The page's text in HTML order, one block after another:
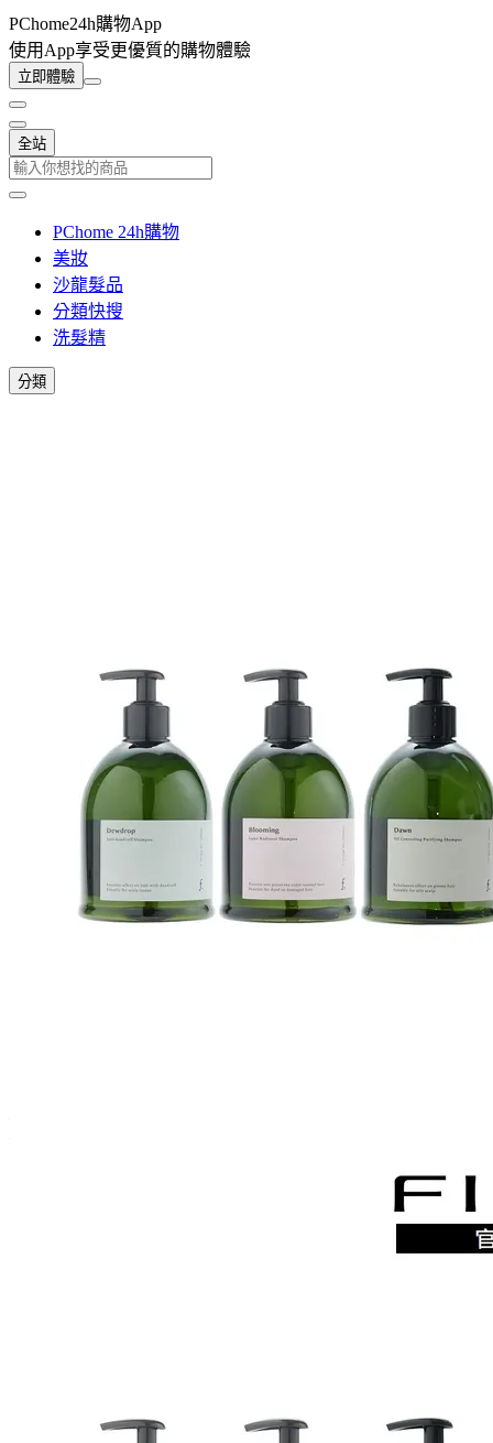
PChome24h購物App
使用App享受更優質的購物體驗
立即體驗
全站
PChome 24h購物
美妝
沙龍髮品
分類快搜
洗髮精
分類